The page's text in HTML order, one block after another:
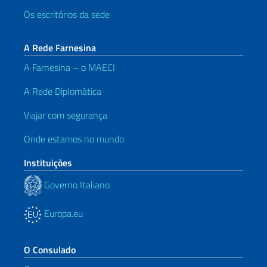
Os escritórios da sede
A Rede Farnesina
A Farnesina – o MAECI
A Rede Diplomática
Viajar com segurança
Onde estamos no mundo
Instituições
Governo Italiano
Europa.eu
O Consulado